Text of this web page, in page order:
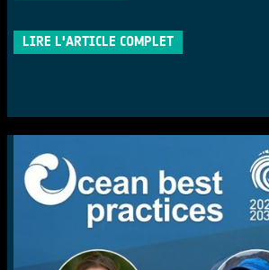
LIRE L'ARTICLE COMPLET